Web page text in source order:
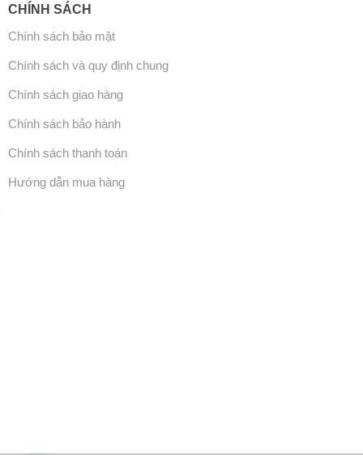
CHÍNH SÁCH
Chính sách bảo mật
Chính sách và quy định chung
Chính sách giao hàng
Chính sách bảo hành
Chính sách thanh toán
Hướng dẫn mua hàng